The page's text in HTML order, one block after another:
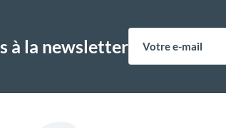
à la newsletter